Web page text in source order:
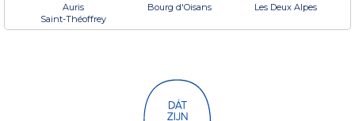
Auris Bourg d'Oisans
Les Deux Alpes
Saint-Théoffrey